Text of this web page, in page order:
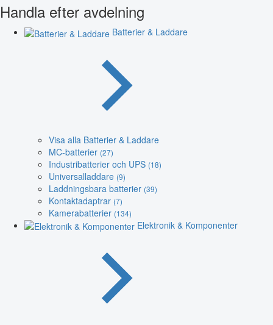
Handla efter avdelning
Batterier & Laddare
Visa alla Batterier & Laddare
MC-batterier (27)
Industribatterier och UPS (18)
Universalladdare (9)
Laddningsbara batterier (39)
Kontaktadaptrar (7)
Kamerabatterier (134)
Elektronik & Komponenter